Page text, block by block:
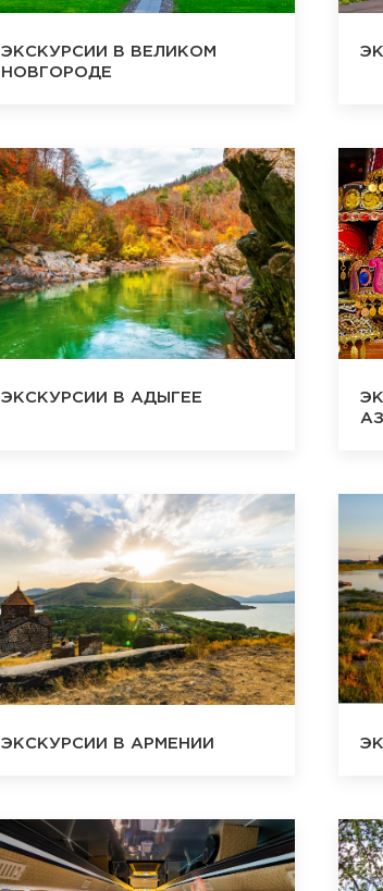
ЭКСКУРСИИ В ВЕЛИКОМ
НОВГОРОДЕ
ЭКСКУРСИИ В АДЫГЕЕ
ЭКСКУРСИИ В АРМЕНИИ